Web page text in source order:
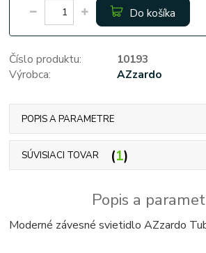
Do košíka
Číslo produktu:
10193
Výrobca:
AZzardo
POPIS A PARAMETRE
SÚVISIACI TOVAR 1
Popis a
Moderné závesné svietidlo AZzardo